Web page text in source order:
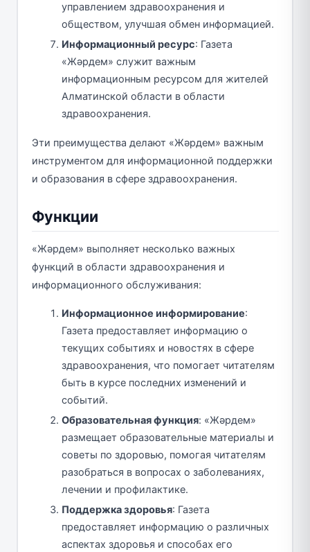
управлением здравоохранения и
обществом, улучшая обмен информацией.
Информационный ресурс: Газета
«Жәрдем» служит важным
информационным ресурсом для жителей
Алматинской области в области
здравоохранения.
Эти преимущества делают «Жәрдем» важным
инструментом для информационной поддержки
и образования в сфере здравоохранения.
Функции
«Жәрдем» выполняет несколько важных
функций в области здравоохранения и
информационного обслуживания:
Информационное информирование:
Газета предоставляет информацию о
текущих событиях и новостях в сфере
здравоохранения, что помогает читателям
быть в курсе последних изменений и
событий.
Образовательная функция: «Жәрдем»
размещает образовательные материалы и
советы по здоровью, помогая читателям
разобраться в вопросах о заболеваниях,
лечении и профилактике.
Поддержка здоровья: Газета
предоставляет информацию о различных
аспектах здоровья и способах его